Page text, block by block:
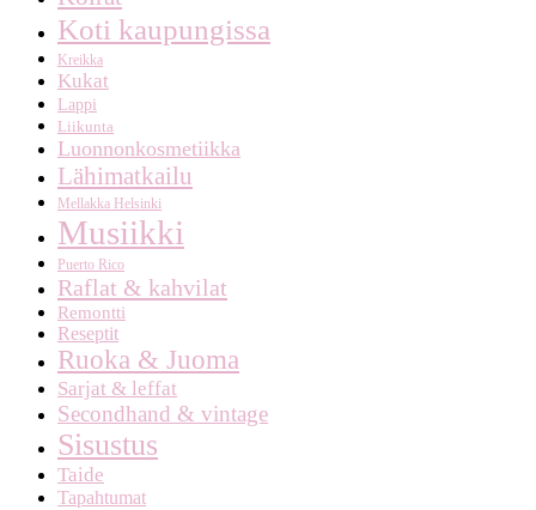
Koti kaupungissa
Kreikka
Kukat
Lappi
Liikunta
Luonnonkosmetiikka
Lähimatkailu
Mellakka Helsinki
Musiikki
Puerto Rico
Raflat & kahvilat
Remontti
Reseptit
Ruoka & Juoma
Sarjat & leffat
Secondhand & vintage
Sisustus
Taide
Tapahtumat